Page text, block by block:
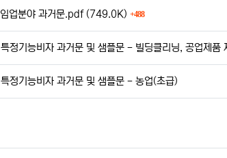
임업분야 과거문.pdf 파일크기
(749.0K) 488회 다운로드
특정기능비자 과거문 및 샘플문 - 빌딩클리닝, 공업제품
특정기능비자 과거문 및 샘플문 - 농업(초급)